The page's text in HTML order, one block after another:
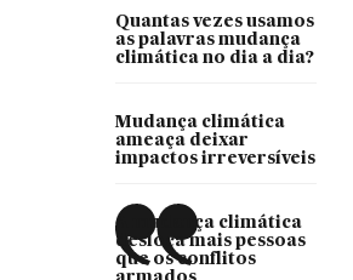
Quantas vezes usamos
as palavras mudança
climática no dia a dia?
Mudança climática
ameaça deixar
impactos irreversíveis
A mudança climática
desloca mais pessoas
que os conflitos